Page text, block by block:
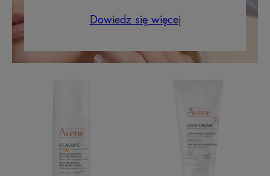
Dowiedz się więcej
rąk